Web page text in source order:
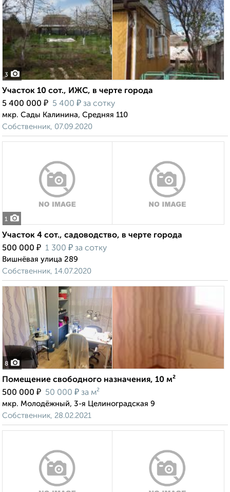
3
Участок 10 сот., ИЖС, в черте города
5 400 000 ₽ 5 400 ₽ за сотку
мкр. Сады Калинина, Средняя 110
Собственник, 07.09.2020
1
Участок 4 сот., садоводство, в черте города
500 000 ₽ 1 300 ₽ за сотку
Вишнёвая улица 289
Собственник, 14.07.2020
8
Помещение свободного назначения, 10 м²
500 000 ₽ 50 000 ₽ за м²
мкр. Молодёжный, 3-я Целиноградская 9
Собственник, 28.02.2021